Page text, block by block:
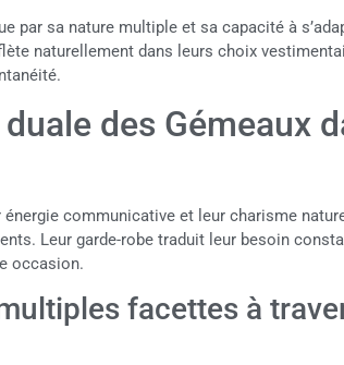
par sa nature multiple et sa capacité à
naturellement dans leurs choix
des Gémeaux
énergie communicative et leur charisme
Leur garde-robe traduit leur besoin
occasion.
facettes à